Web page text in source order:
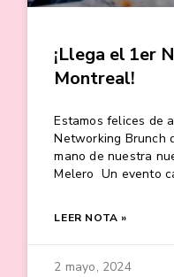
¡Llega el 1er
Montreal!
Estamos felices de
Networking Brunch
mano de nuestra
Melero Un evento
LEER NOTA »
2 mayo, 2024